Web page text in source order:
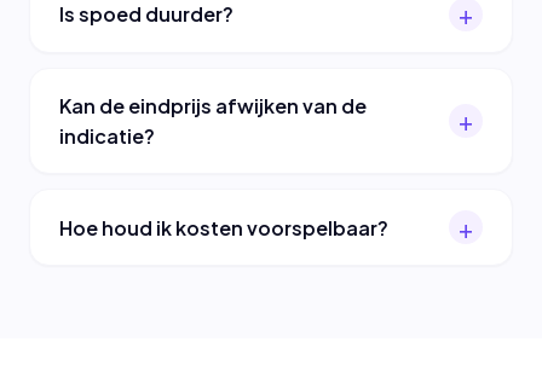
Is spoed duurder?
Kan de eindprijs afwijken van de
indicatie?
Hoe houd ik kosten voorspelbaar?